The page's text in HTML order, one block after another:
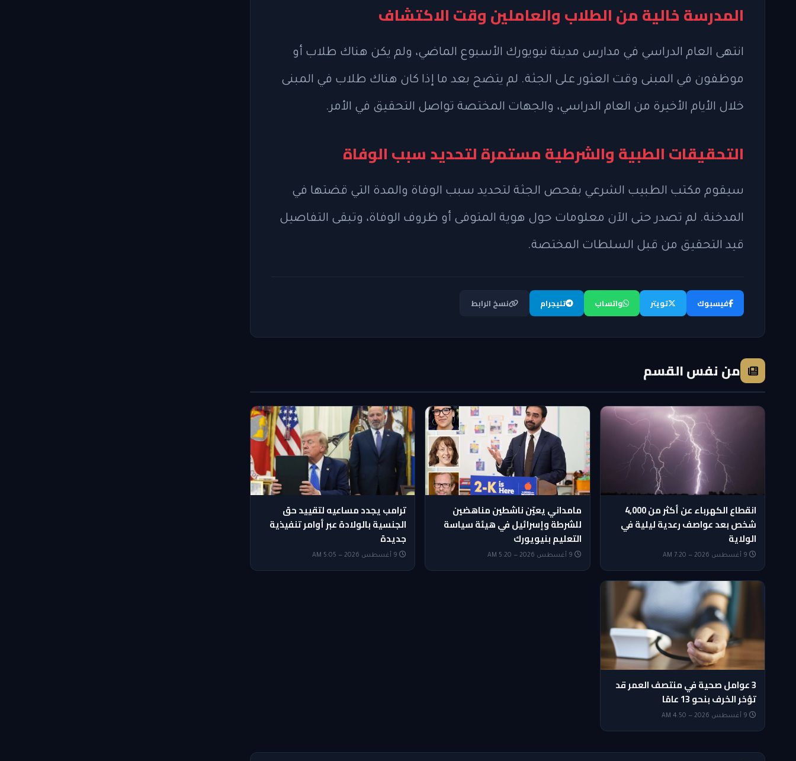
المدرسة خالية من الطلاب والعاملين وقت الاكتشاف
انتهى العام الدراسي في مدارس مدينة نيويورك الأسبوع الماضي، ولم يكن هناك طلاب أو
موظفون في المبنى وقت العثور على الجثة. لم يتضح بعد ما إذا كان هناك طلاب في المبنى
خلال الأيام الأخيرة من العام الدراسي، والجهات المختصة تواصل التحقيق في الأمر.
التحقيقات الطبية والشرطية مستمرة لتحديد سبب الوفاة
سيقوم مكتب الطبيب الشرعي بفحص الجثة لتحديد سبب الوفاة والمدة التي قضتها في
المدخنة. لم تصدر حتى الآن معلومات حول هوية المتوفى أو ظروف الوفاة، وتبقى التفاصيل
قيد التحقيق من قبل السلطات المختصة.
فيسبوك تويتر واتساب تليجرام نسخ الرابط
من نفس القسم
انقطاع الكهرباء عن أكثر من 4,000
شخص بعد عواصف رعدية ليلية في
الولاية
مامداني يعيّن ناشطين مناهضين
للشرطة وإسرائيل في هيئة سياسة
التعليم بنيويورك
ترامب يجدد مساعيه لتقييد حق
الجنسية بالولادة عبر أوامر تنفيذية
جديدة
9 أغسطس 2026 — 5:05 AM
3 عوامل صحية في منتصف العمر قد
تؤخر الخرف بنحو 13 عامًا